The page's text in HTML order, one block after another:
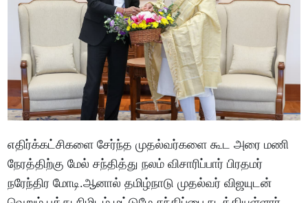
எதிர்க்கட்சிகளை சேர்ந்த முதல்வர்களை கூட அரை மணி
நேரத்திற்கு மேல் சந்தித்து நலம் விசாரிப்பார் பிரதமர்
நரேந்திர மோடி.ஆனால் தமிழ்நாடு முதல்வர் விஜயுடன்